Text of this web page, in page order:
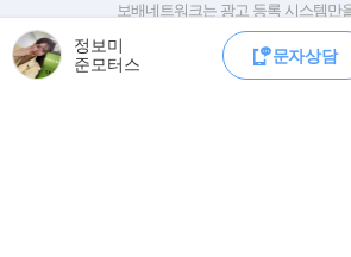
정보미
준모터스
문자상담
보배네트워크는 광고 등록 시스템만
판매자가 직접 등록한 내용에 대한 모든 책임은
차량 구매 시 차량등록증, 성능점검기록부
차대번호 조회로 직접 정보를 확